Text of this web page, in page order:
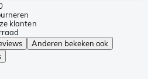
klanten
Anderen bekeken ook